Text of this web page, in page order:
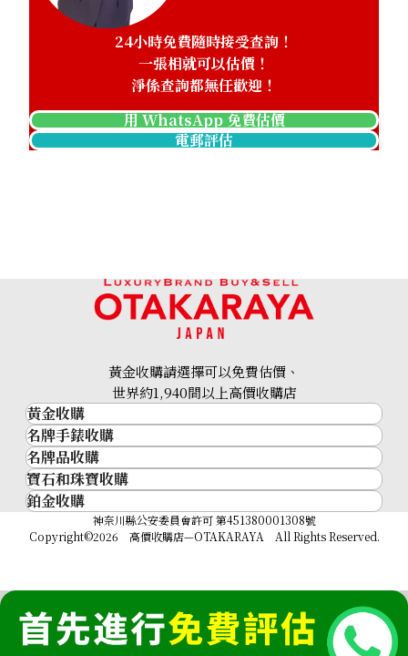
Citrine diamond ring 11.5ct
24小時免費隨時接受查詢！
一張相就可以估價！
淨係查詢都無任歡迎！
用 WhatsApp 免費估價
電郵評估
黃金收購請選擇可以免費估價、
世界約1,940間以上高價收購店
黃金收購
黃金･金條
金條
金幣及銀幣
過去十年黃金價格
金飾
名牌手錶收購
名牌手錶收購
勞力士 (Rolex)
Patek Philippe
Audemars Piguet
名牌品收購
名牌品收購
HERMES
LOUIS VUITTON
CHANEL
CELINE
FENDI
Christian Dior
寶石和珠寶收購
寶石和珠寶
祖母綠
紅寶石
鉑金收購
神奈川縣公安委員會許可 第451380001308號
Copyright©2026 高價收購店—OTAKARAYA All Rights Reserved.